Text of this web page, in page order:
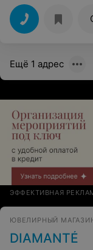
прочла, что
Никто меня об
делать не знаю.
Ещё 1 адрес
ЭФФЕКТИВНАЯ
ЮВЕЛИРНЫЙ
DIAMANTÉ